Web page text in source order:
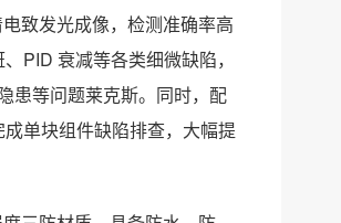
致发光成像，检测准确率高
PID 衰减等各类细微缺陷，
患等问题莱克斯。同时，配
单块组件缺陷排查，大幅提